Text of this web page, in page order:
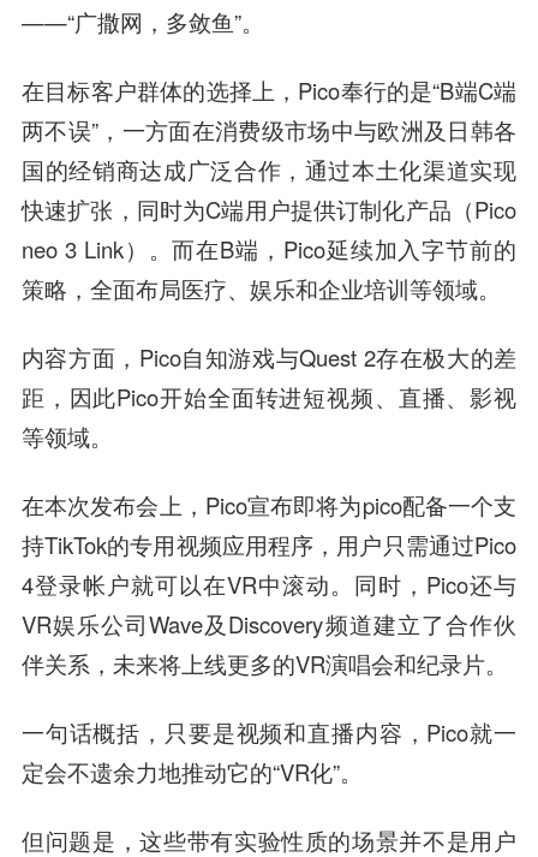
——“广撒网，多敛鱼”。
在目标客户群体的选择上，Pico奉行的是“B端C端
两不误”，一方面在消费级市场中与欧洲及日韩各
国的经销商达成广泛合作，通过本土化渠道实现
快速扩张，同时为C端用户提供订制化产品（Pico
neo 3 Link）。而在B端，Pico延续加入字节前的
策略，全面布局医疗、娱乐和企业培训等领域。
内容方面，Pico自知游戏与Quest 2存在极大的差
距，因此Pico开始全面转进短视频、直播、影视
等领域。
在本次发布会上，Pico宣布即将为pico配备一个支
持TikTok的专用视频应用程序，用户只需通过Pico
4登录帐户就可以在VR中滚动。同时，Pico还与
VR娱乐公司Wave及Discovery频道建立了合作伙
伴关系，未来将上线更多的VR演唱会和纪录片。
一句话概括，只要是视频和直播内容，Pico就一
定会不遗余力地推动它的“VR化”。
但问题是，这些带有实验性质的场景并不是用户